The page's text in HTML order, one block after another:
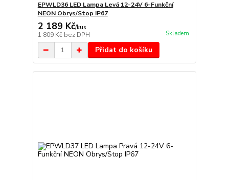
EPWLD36 LED Lampa Levá 12-24V 6-Funkční
NEON Obrys/Stop IP67
2 189 Kč/kus
1 809 Kč bez DPH Skladem
Přidat do košíku